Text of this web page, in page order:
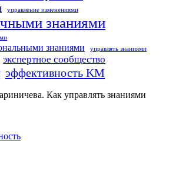
управление изменениями
знаниями
знаниями
управлять знаниями
экспертное сообщество
эффективность KM
Как управлять знаниями